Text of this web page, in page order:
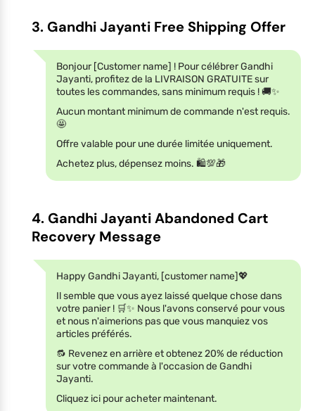
3. Gandhi Jayanti Free Shipping Offer
Bonjour [Customer name] ! Pour célébrer Gandhi
Jayanti, profitez de la LIVRAISON GRATUITE sur
toutes les commandes, sans minimum requis ! 🚚✨
Aucun montant minimum de commande n'est requis.
🤩
Offre valable pour une durée limitée uniquement.
Achetez plus, dépensez moins. 🛍️💯🎁
4. Gandhi Jayanti Abandoned Cart
Recovery Message
Happy Gandhi Jayanti, [customer name]💖
Il semble que vous ayez laissé quelque chose dans
votre panier ! 🛒✨ Nous l'avons conservé pour vous
et nous n'aimerions pas que vous manquiez vos
articles préférés.
🔂 Revenez en arrière et obtenez 20% de réduction
sur votre commande à l'occasion de Gandhi
Jayanti.
Cliquez ici pour acheter maintenant.